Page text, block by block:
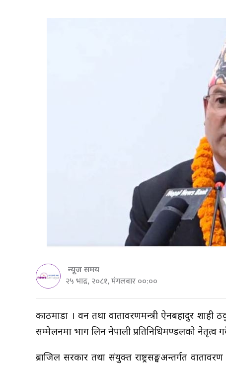
न्यूज समय
२५ भाद्र, २०८१, मंगलबार ००:००
काठमाडौं । वन तथा वातावरणमन्त्री ऐनबहादुर शाही
सम्मेलनमा भाग लिन नेपाली प्रतिनिधिमण्डलको नेतृत्व
ब्राजिल सरकार तथा संयुक्त राष्ट्रसङ्घअन्तर्गत